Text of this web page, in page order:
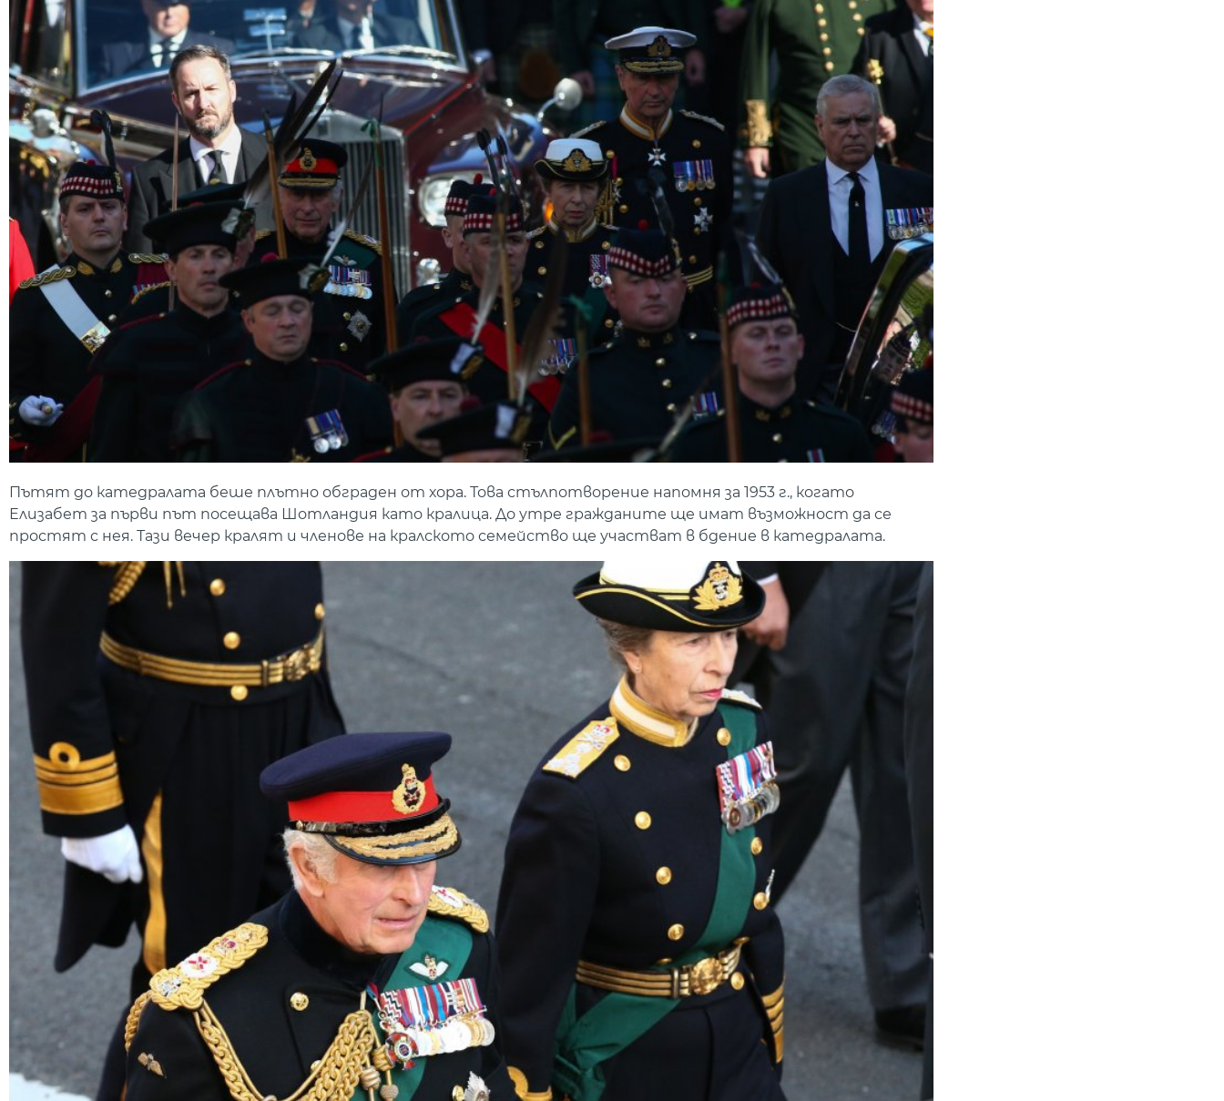
Пътят до катедралата беше плътно обграден от хора. Това стълпотворение напомня за 1953 г., когато
Елизабет за първи път посещава Шотландия като кралица. До утре гражданите ще имат възможност да се
простят с нея. Тази вечер кралят и членове на кралското семейство ще участват в бдение в катедралата.